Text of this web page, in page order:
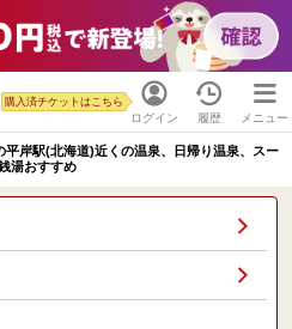
ログイン
購入済チケットはこちら
履歴 メニュー
平岸駅(北海道)近くの温泉、日帰り温泉、スー
湯おすすめ